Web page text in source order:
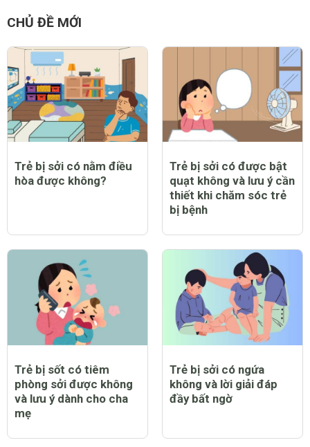
CHỦ ĐỀ MỚI
Trẻ bị sởi có nằm điều
hòa được không?
Trẻ bị sởi có được bật
quạt không và lưu ý cần
thiết khi chăm sóc trẻ
bị bệnh
Trẻ bị sốt có tiêm
phòng sởi được không
và lưu ý dành cho cha
mẹ
Trẻ bị sởi có ngứa
không và lời giải đáp
đầy bất ngờ